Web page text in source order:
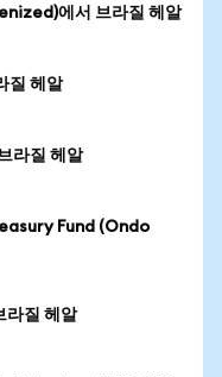
에서 브라질 헤알
질 헤알
라질 헤알
Fund (Ondo
질 헤알